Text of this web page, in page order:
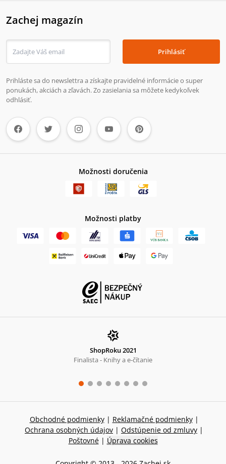
Zachej magazín
Prihlásiť
Prihláste sa do newslettra a získajte pravidelné informácie o super
ponukách, akciách a zľavách. Zo zasielania sa môžete kedykoľvek
odhlásiť.
Možnosti doručenia
Možnosti platby
ShopRoku 2021
Finalista - Knihy a e-čítanie
Obchodné podmienky | Reklamačné podmienky |
Ochrana osobných údajov | Odstúpenie od zmluvy |
Poštovné | Úprava cookies